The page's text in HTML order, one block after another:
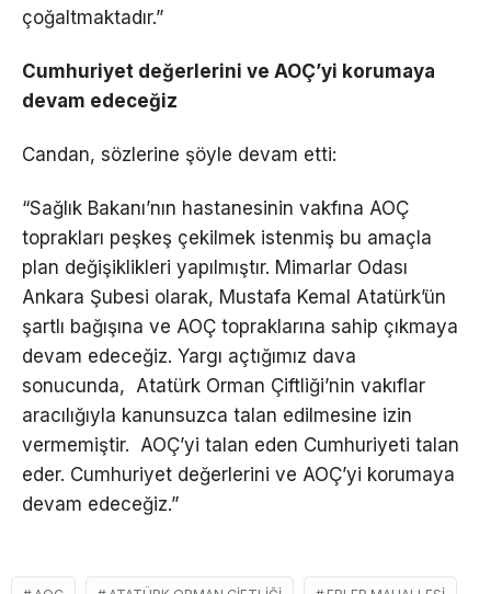
çoğaltmaktadır.”
Cumhuriyet değerlerini ve AOÇ’yi korumaya
devam edeceğiz
Candan, sözlerine şöyle devam etti:
“Sağlık Bakanı’nın hastanesinin vakfına AOÇ
toprakları peşkeş çekilmek istenmiş bu amaçla
plan değişiklikleri yapılmıştır. Mimarlar Odası
Ankara Şubesi olarak, Mustafa Kemal Atatürk’ün
şartlı bağışına ve AOÇ topraklarına sahip çıkmaya
devam edeceğiz. Yargı açtığımız dava
sonucunda, Atatürk Orman Çiftliği’nin vakıflar
aracılığıyla kanunsuzca talan edilmesine izin
vermemiştir. AOÇ’yi talan eden Cumhuriyeti talan
eder. Cumhuriyet değerlerini ve AOÇ’yi korumaya
devam edeceğiz.”